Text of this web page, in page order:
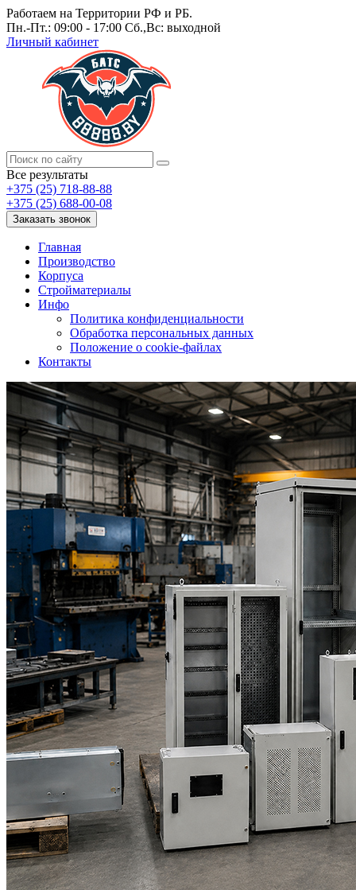
Работаем на Территории РФ и РБ.
Пн.-Пт.: 09:00 - 17:00 Сб.,Вс: выходной
Личный кабинет
Все результаты
+375 (25) 718-88-88
+375 (25) 688-00-08
Заказать звонок
Главная
Производство
Корпуса
Стройматериалы
Инфо
Политика конфиденциальности
Обработка персональных данных
Положение о cookie-файлах
Контакты